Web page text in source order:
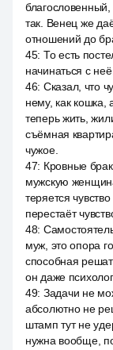
так. Венец же
отношений до
45: То есть
начинаться с неё.
46: Сказал, что
нему, как кошка,
теперь жить,
съёмная
чужое.
47: Кровные
мужскую
теряется
перестаёт
48:
муж, это опора
способная
он даже
49: Задачи не
абсолютно не
штамп тут не
нужна вообще,